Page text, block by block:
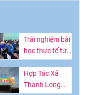
Trải nghiệm bài
học thực tế từ
vườn thanh
long
Hợp Tác Xã
Thanh Long